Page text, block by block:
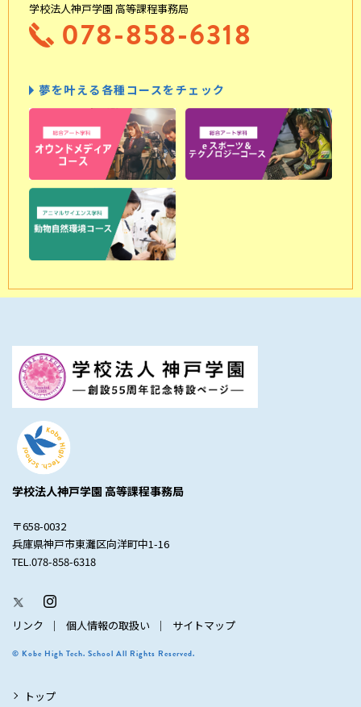
学校法人神戸学園 高等課程事務局
078-858-6318
夢を叶える各種コースをチェック
学校法人神戸学園 高等課程事務局
〒658-0032
兵庫県神戸市東灘区向洋町中1-16
TEL.078-858-6318
リンク 個人情報の取扱い サイトマップ
© Kobe High Tech. School All Rights Reserved.
トップ